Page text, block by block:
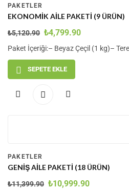
PAKETLER
EKONOMIK AILE PAKETI (9 ÜRÜN)
₺5,120.90 ₺4,799.90
Paket İçeriği:– Beyaz Çeçil (1 kg)–
SEPETE EKLE
PAKETLER
GENIŞ AILE PAKETI (18 ÜRÜN)
₺11,399.90 ₺10,999.90